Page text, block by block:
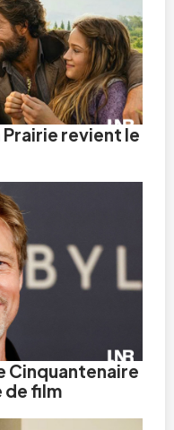
Prairie revient le
Cinquantenaire
de film